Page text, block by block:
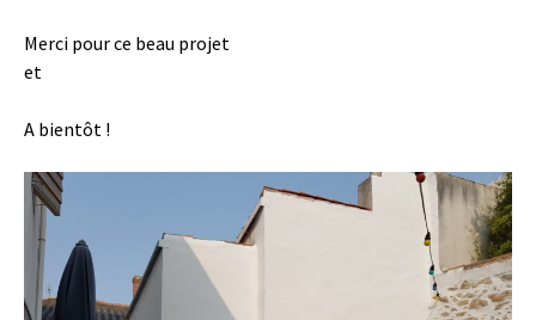
Merci pour ce beau projet
et
A bientôt !